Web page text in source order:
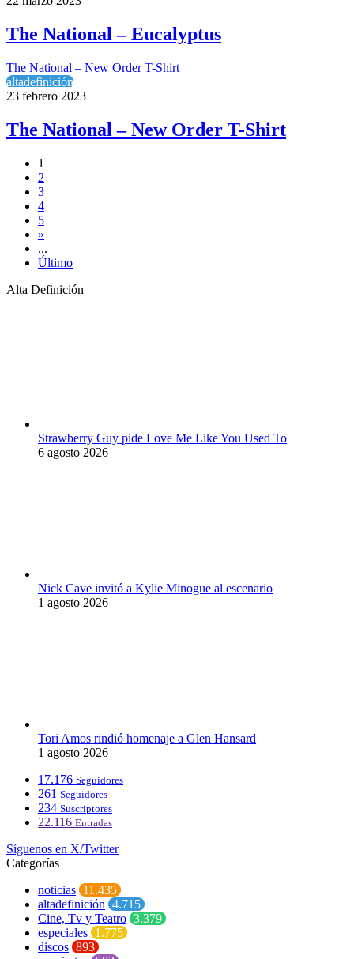
The National – Eucalyptus
The National – New Order T-Shirt
altadefinición
23 febrero 2023
The National – New Order T-Shirt
1
2
3
4
5
»
...
Último
Alta Definición
Strawberry Guy pide Love Me Like You Used To
6 agosto 2026
Nick Cave invitó a Kylie Minogue al escenario
1 agosto 2026
Tori Amos rindió homenaje a Glen Hansard
1 agosto 2026
17.176 Seguidores
261 Seguidores
234 Suscriptores
22.116 Entradas
Síguenos en X/Twitter
Categorías
noticias 11.435
altadefinición 4.715
Cine, Tv y Teatro 3.379
especiales 1.775
discos 893